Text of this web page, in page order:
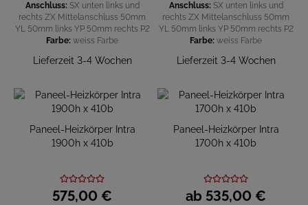
Anschluss: SX unten links und
rechts ZX Mittelanschluss 50mm
YL 50mm links YP 50mm rechts P2
Farbe: weiss Farbe
Lieferzeit 3-4 Wochen
Anschluss: SX unten links und
rechts ZX Mittelanschluss 50mm
YL 50mm links YP 50mm rechts P2
Farbe: weiss Farbe
Lieferzeit 3-4 Wochen
Paneel-Heizkörper Intra
1900h x 410b
575,00 €
Paneel-Heizkörper Intra
1700h x 410b
ab 535,00 €